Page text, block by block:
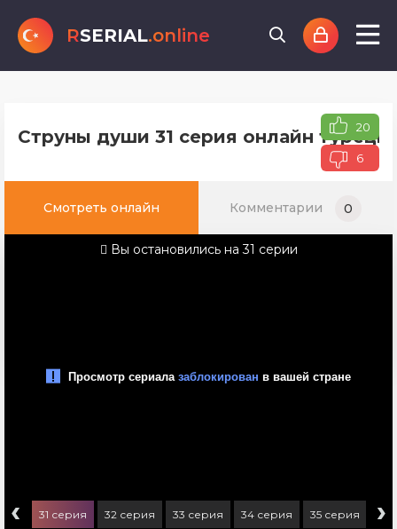
RSERIAL.online
Струны души 31 серия онлайн 20
6
Смотреть онлайн Комментарии 0
Вы остановились на 31 серии
‹ 31 серия 32 серия 33 серия 34 серия 35 серия 36
›